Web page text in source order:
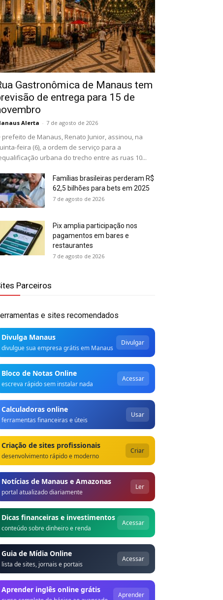
Gastronômica de Manaus tem
de entrega para 15 de
Alerta - 7 de agosto de 2026
prefeito de Manaus, Renato Junior, assinou, na
feira (6), a ordem de serviço para a
urbana do trecho entre as ruas 10...
Famílias brasileiras perderam R$
62,5 bilhões para bets em 2025
7 de agosto de 2026
Pix amplia participação nos
pagamentos em bares e
restaurantes
7 de agosto de 2026
Parceiros
e sites recomendados
Divulga Manaus
divulgue sua empresa grátis em Manaus
Divulgar
Bloco de Notas Online
escreva rápido sem instalar nada
Acessar
Calculadoras online
ferramentas financeiras e úteis
Usar
Criação de sites profissionais
desenvolvimento rápido e moderno
Criar
Notícias de Manaus e Amazonas
portal atualizado diariamente
Ler
Dicas financeiras e investimentos
conteúdo sobre dinheiro e renda
Acessar
Guia de Mídia Online
lista de sites, jornais e portais
Acessar
Aprender inglês online grátis
Aprender